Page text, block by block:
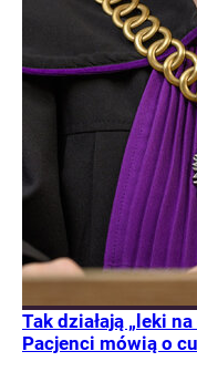
Tak działają „leki
Pacjenci mówią o